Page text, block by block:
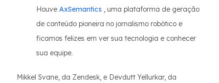
Houve AxSemantics , uma plataforma de geração
de conteúdo pioneira no jornalismo robótico e
ficamos felizes em ver sua tecnologia e conhecer
sua equipe.
Mikkel Svane, da Zendesk, e Devdutt Yellurkar, da